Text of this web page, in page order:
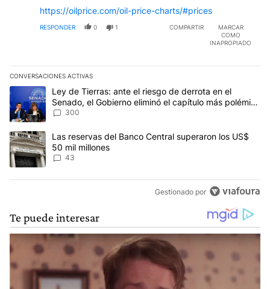
https://oilprice.com/oil-price-charts/#prices
RESPONDER 0 1 COMPARTIR
MARCAR
COMO
INAPROPIADO
CONVERSACIONES ACTIVAS
Este listado muestra los artículos con más comentarios en los
Un artículo de tendencia con el título "Ley de Tierras: ante el
Ley de Tierras: ante el riesgo de derrota en el
Senado, el Gobierno eliminó el capítulo más polémico
del proyecto
300
Un artículo de tendencia con el título "Las reservas del Banco
Las reservas del Banco Central superaron los US$
50 mil millones
43
Gestionado por